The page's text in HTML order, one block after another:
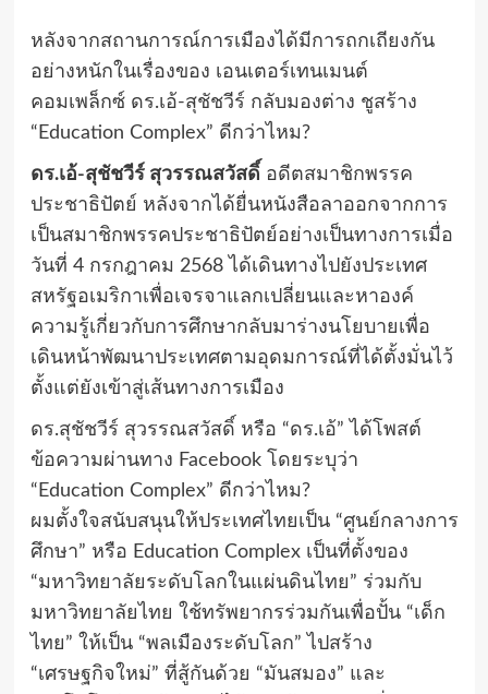
หลังจากสถานการณ์การเมืองได้มีการถกเถียงกัน
อย่างหนักในเรื่องของ เอนเตอร์เทนเมนต์
คอมเพล็กซ์ ดร.เอ้-สุชัชวีร์ กลับมองต่าง ชูสร้าง
“Education Complex” ดีกว่าไหม?
ดร.เอ้-สุชัชวีร์ สุวรรณสวัสดิ์ อดีตสมาชิกพรรค
ประชาธิปัตย์ หลังจากได้ยื่นหนังสือลาออกจากการ
เป็นสมาชิกพรรคประชาธิปัตย์อย่างเป็นทางการเมื่อ
วันที่ 4 กรกฎาคม 2568 ได้เดินทางไปยังประเทศ
สหรัฐอเมริกาเพื่อเจรจาแลกเปลี่ยนและหาองค์
ความรู้เกี่ยวกับการศึกษากลับมาร่างนโยบายเพื่อ
เดินหน้าพัฒนาประเทศตามอุดมการณ์ที่ได้ตั้งมั่นไว้
ตั้งแต่ยังเข้าสู่เส้นทางการเมือง
ดร.สุชัชวีร์ สุวรรณสวัสดิ์ หรือ “ดร.เอ้” ได้โพสต์
ข้อความผ่านทาง Facebook โดยระบุว่า
“Education Complex” ดีกว่าไหม?
ผมตั้งใจสนับสนุนให้ประเทศไทยเป็น “ศูนย์กลางการ
ศึกษา” หรือ Education Complex เป็นที่ตั้งของ
“มหาวิทยาลัยระดับโลกในแผ่นดินไทย” ร่วมกับ
มหาวิทยาลัยไทย ใช้ทรัพยากรร่วมกันเพื่อปั้น “เด็ก
ไทย” ให้เป็น “พลเมืองระดับโลก” ไปสร้าง
“เศรษฐกิจใหม่” ที่สู้กันด้วย “มันสมอง” และ